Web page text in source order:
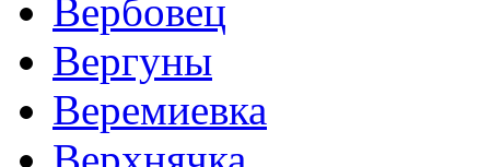
Вербовец
Вергуны
Веремиевка